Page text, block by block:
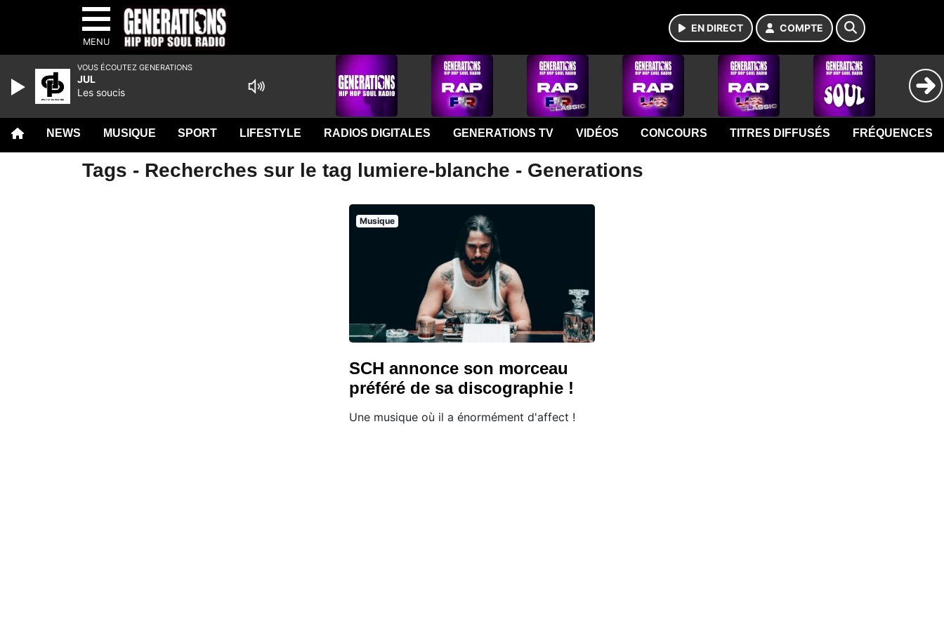
MENU
EN DIRECT COMPTE
NEWS MUSIQUE SPORT LIFESTYLE RADIOS DIGITALES GENERATIONS TV VIDÉOS CONCOURS TITRES DIFFUSÉS FRÉQUENCES
Tags - Recherches sur le tag lumiere-blanche - Generations
Musique
SCH annonce son morceau
préféré de sa discographie !
Une musique où il a énormément d'affect !
VOUS ÉCOUTEZ GENERATIONS
JUL
Les soucis